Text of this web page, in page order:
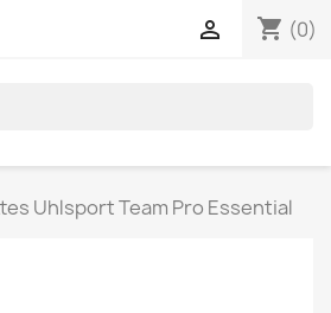
shopping_cart (0)

Uhlsport Team Pro Essential